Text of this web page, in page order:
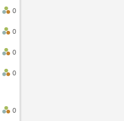
0
0
0
0
0